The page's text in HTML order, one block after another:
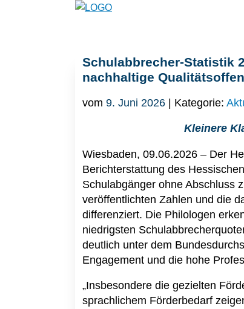
Schulabbrecher-Statistik
nachhaltige
vom 9. Juni 2026 | Kategorie:
Kleinere
Wiesbaden, 09.06.2026 – Der
Berichterstattung des
Schulabgänger ohne Abschluss
veröffentlichten Zahlen und die
differenziert. Die Philologen
niedrigsten
deutlich unter dem
Engagement und die hohe
„Insbesondere die gezielten
sprachlichem Förderbedarf